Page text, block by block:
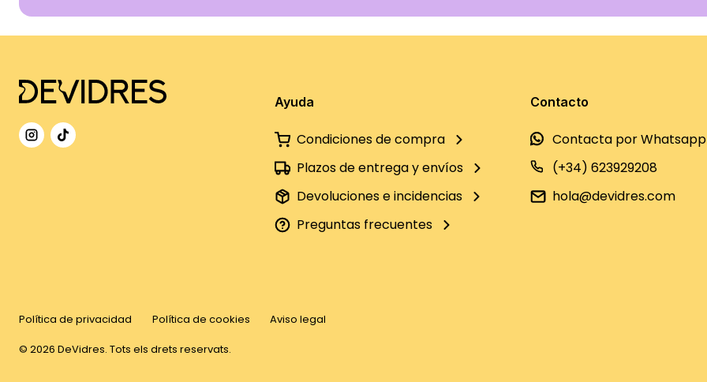
Ayuda
Condiciones de compra
Plazos de entrega y envíos
Devoluciones e incidencias
Preguntas frecuentes
Contacto
Contacta por Whatsapp
(+34) 623929208
hola@devidres.com
Política de privacidad Política de cookies
Aviso legal
© 2026 DeVidres. Tots els drets reservats.